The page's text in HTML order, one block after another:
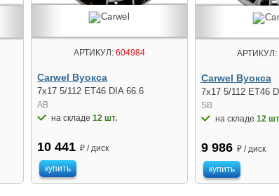
АРТИКУЛ:604984
Carwel Вуокса
7x17 5/112 ET46 DIA 66.6
AB
на складе 12 шт.
10 441 ₽ / диск
купить
АРТИКУЛ:
Carwel Вуокса
7x17 5/112 ET46
SB
на складе 12
9 986 ₽ / диск
купить